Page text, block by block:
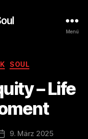
Menü
SOUL
– Life
Veröffentlichungsdatum
9. März 2025